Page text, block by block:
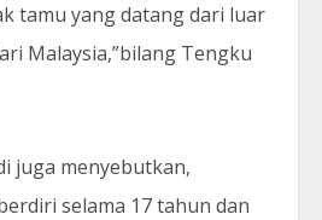
tamu yang datang dari luar
Malaysia,”bilang Tengku
juga menyebutkan,
selama 17 tahun dan